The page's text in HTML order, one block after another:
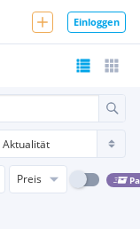
Einloggen
Preis